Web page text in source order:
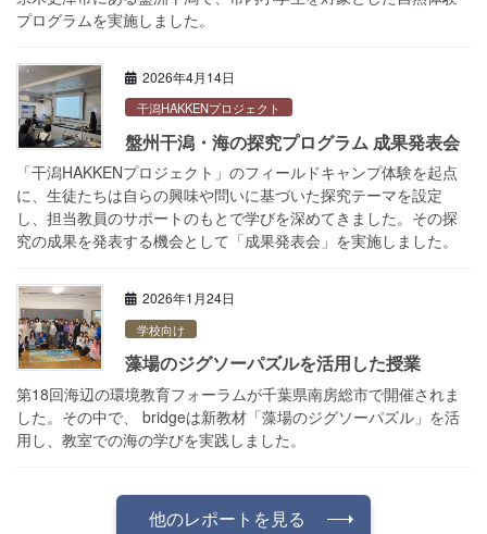
プログラムを実施しました。
2026年4月14日
干潟HAKKENプロジェクト
盤州干潟・海の探究プログラム 成果発表会
「干潟HAKKENプロジェクト」のフィールドキャンプ体験を起点
に、生徒たちは自らの興味や問いに基づいた探究テーマを設定
し、担当教員のサポートのもとで学びを深めてきました。その探
究の成果を発表する機会として「成果発表会」を実施しました。
2026年1月24日
学校向け
藻場のジグソーパズルを活用した授業
第18回海辺の環境教育フォーラムが千葉県南房総市で開催されま
した。その中で、 bridgeは新教材「藻場のジグソーパズル」を活
用し、教室での海の学びを実践しました。
他のレポートを見る